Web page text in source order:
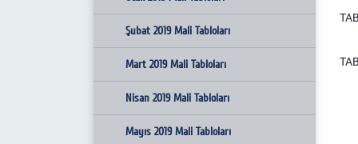
Nisan 2021 Mali Tabloları
Mart 2020 Mali Tabloları
Nisan 2020 Mali Tabloları
Mayıs 2020 Mali Tabloları
Haziran 2020 Mali Tabloları
Şubat 2019 Mali Tabloları
Mart 2019 Mali Tabloları
Nisan 2019 Mali Tabloları
Mayıs 2019 Mali Tabloları